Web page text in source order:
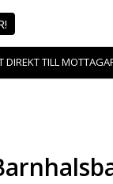
DIREKT TILL